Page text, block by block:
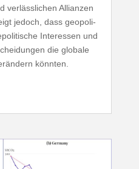
verläss­lichen Allianzen
jedoch, dass geopo­li­
Inter­essen und
die globale
könnten.